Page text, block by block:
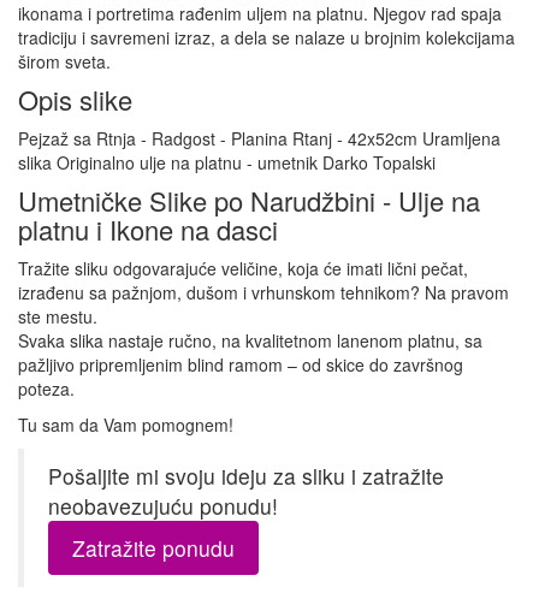
ikonama i portretima rađenim uljem na platnu. Njegov rad spaja
tradiciju i savremeni izraz, a dela se nalaze u brojnim kolekcijama
širom sveta.
Opis slike
Pejzaž sa Rtnja - Radgost - Planina Rtanj - 42x52cm Uramljena
slika Originalno ulje na platnu - umetnik Darko Topalski
Umetničke Slike po Narudžbini - Ulje na
platnu i Ikone na dasci
Tražite sliku odgovarajuće veličine, koja će imati lični pečat,
izrađenu sa pažnjom, dušom i vrhunskom tehnikom? Na pravom
ste mestu.
Svaka slika nastaje ručno, na kvalitetnom lanenom platnu, sa
pažljivo pripremljenim blind ramom – od skice do završnog
poteza.
Tu sam da Vam pomognem!
Pošaljite mi svoju ideju za sliku i zatražite
neobavezujuću ponudu!
Zatražite ponudu